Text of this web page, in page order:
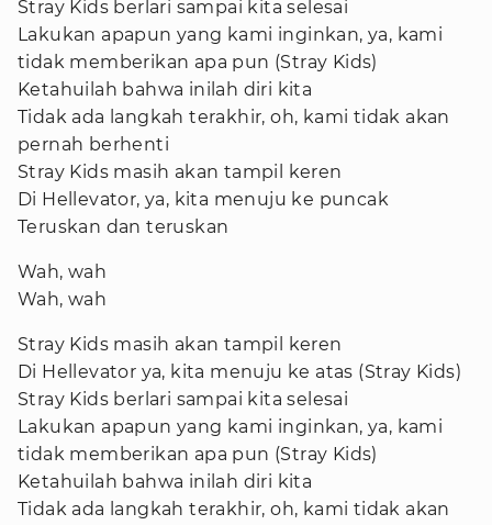
Stray Kids berlari sampai kita selesai
Lakukan apapun yang kami inginkan, ya, kami
tidak memberikan apa pun (Stray Kids)
Ketahuilah bahwa inilah diri kita
Tidak ada langkah terakhir, oh, kami tidak akan
pernah berhenti
Stray Kids masih akan tampil keren
Di Hellevator, ya, kita menuju ke puncak
Teruskan dan teruskan
Wah, wah
Wah, wah
Stray Kids masih akan tampil keren
Di Hellevator ya, kita menuju ke atas (Stray Kids)
Stray Kids berlari sampai kita selesai
Lakukan apapun yang kami inginkan, ya, kami
tidak memberikan apa pun (Stray Kids)
Ketahuilah bahwa inilah diri kita
Tidak ada langkah terakhir, oh, kami tidak akan